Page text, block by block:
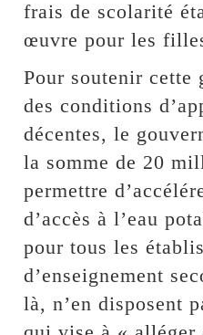
frais de scolarité
œuvre pour les
Pour soutenir cette
des conditions
décentes, le
la somme de 20
permettre
d’accès à l’eau
pour tous les
d’enseignement
là, n’en disposent